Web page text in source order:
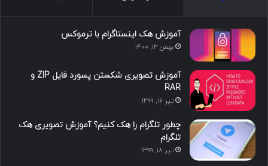
د
ی
ن
و
ت
گ
ا
ا
آموزش هک اینستاگرام با ترموکس
بهمن ۱۳, ۱۴۰۰
آموزش تصویری شکستن پسورد فایل ZIP و
RAR
تیر ۱۶, ۱۳۹۹
چطور تلگرام را هک کنیم؟ آموزش تصویری هک
تلگرام
تیر ۱۸, ۱۳۹۹